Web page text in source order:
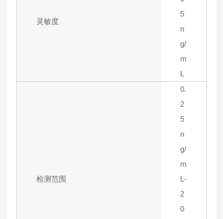
灵敏度
5
n
g/
m
L
检测范围
0.
2
5
n
g/
m
L-
2
0